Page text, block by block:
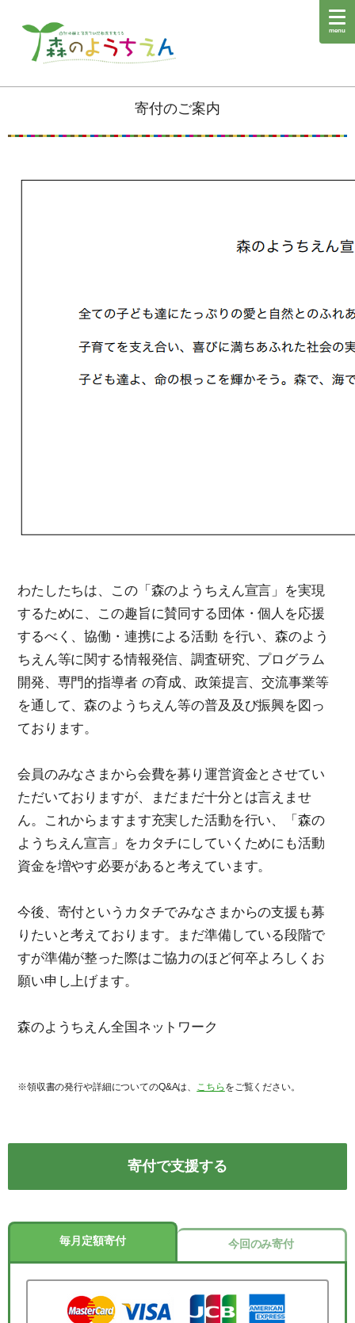
menu
寄付のご案内
わたしたちは、この「森のようちえん宣言」を実現
するために、この趣旨に賛同する団体・個人を応援
するべく、協働・連携による活動 を行い、森のよう
ちえん等に関する情報発信、調査研究、プログラム
開発、専門的指導者 の育成、政策提言、交流事業等
を通して、森のようちえん等の普及及び振興を図っ
ております。
会員のみなさまから会費を募り運営資金とさせてい
ただいておりますが、まだまだ十分とは言えませ
ん。これからますます充実した活動を行い、「森の
ようちえん宣言」をカタチにしていくためにも活動
資金を増やす必要があると考えています。
今後、寄付というカタチでみなさまからの支援も募
りたいと考えております。まだ準備している段階で
すが準備が整った際はご協力のほど何卒よろしくお
願い申し上げます。
森のようちえん全国ネットワーク
※領収書の発行や詳細についてのQ&Aは、 こちら をご覧ください。
寄付で支援する
毎月定額寄付 今回のみ寄付